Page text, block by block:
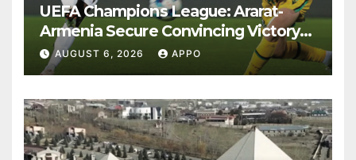
UEFA Champions League: Ararat-
Armenia Secure Convincing Victory
Over Shamrock Rovers 2-0
AUGUST 6, 2026 APPO